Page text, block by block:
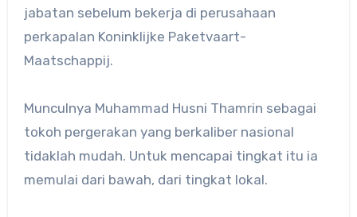
jabatan sebelum bekerja di perusahaan
perkapalan Koninklijke Paketvaart-
Maatschappij.
Munculnya Muhammad Husni Thamrin sebagai
tokoh pergerakan yang berkaliber nasional
tidaklah mudah. Untuk mencapai tingkat itu ia
memulai dari bawah, dari tingkat lokal.